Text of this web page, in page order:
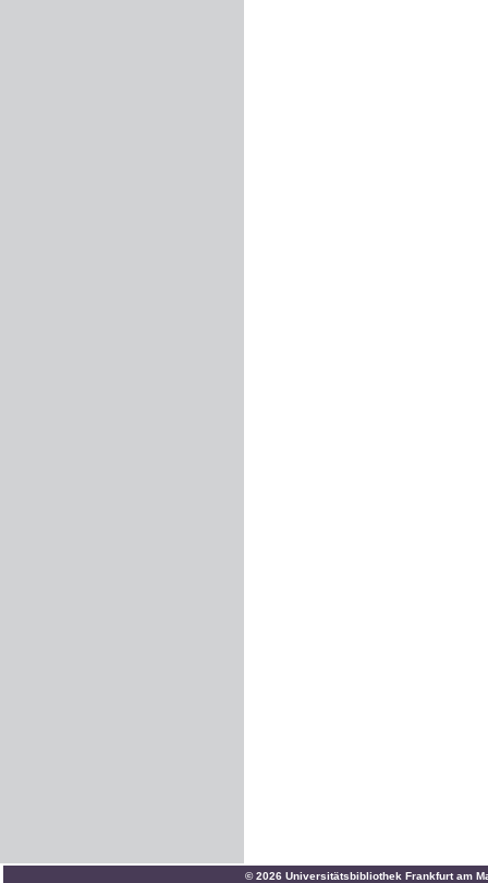
© 2026 Universitätsbibliothek Frankfurt am